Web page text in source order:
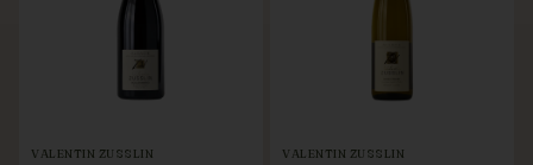
VALENTIN ZUSSLIN VALENTIN ZUSSLIN